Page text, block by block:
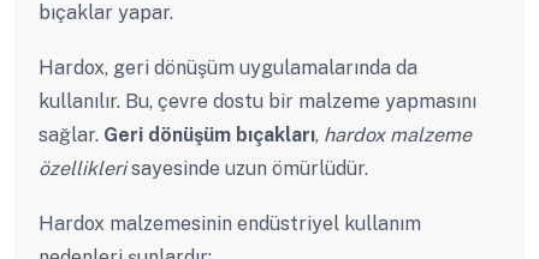
bıçaklar yapar.
Hardox, geri dönüşüm uygulamalarında da
kullanılır. Bu, çevre dostu bir malzeme yapmasını
sağlar. Geri dönüşüm bıçakları, hardox malzeme
özelliklerisayesinde uzun ömürlüdür.
Hardox malzemesinin endüstriyel kullanım